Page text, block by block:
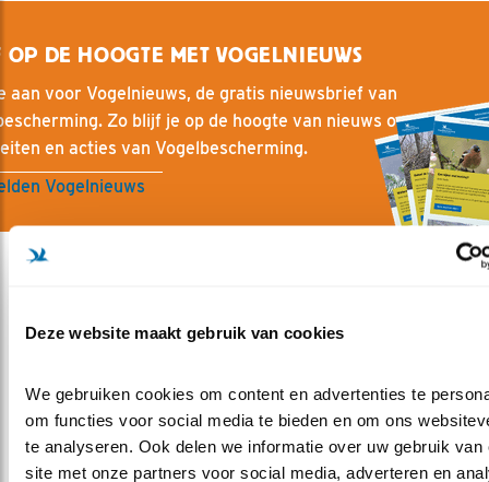
Deze website maakt gebruik van cookies
We gebruiken cookies om content en advertenties te
om functies voor social media te bieden en om ons
te analyseren. Ook delen we informatie over uw gebruik van
site met onze partners voor social media, adverteren en
OP DE HOOGTE MET VOGELNIEUWS
aan voor Vogelnieuws, de gratis nieuwsbrief van
Zo blijf je op de hoogte van nieuws over
en acties van Vogelbescherming.
Vogelnieuws
Meer over
strandplevier
eidereend
kokmeeuw stormmeeuw
waddengebied
noordsestern blauwekiekendief